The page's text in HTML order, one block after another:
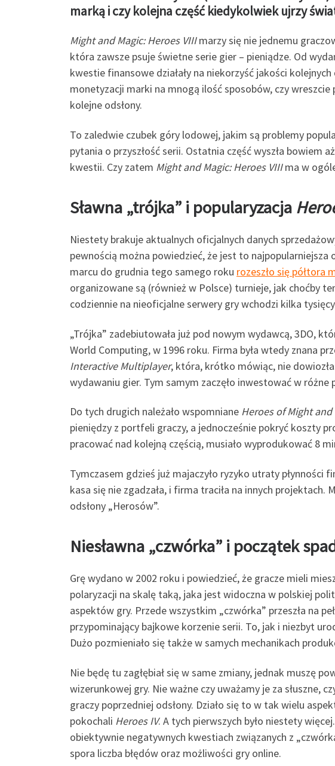
marką i czy kolejna część kiedykolwiek ujrzy
Might and Magic: Heroes VIIImarzy się nie jednemu
która zawsze psuje świetne serie gier – pieniądze. Od
kwestie finansowe działały na niekorzyść jakości
monetyzacji marki na mnogą ilość sposobów, czy
kolejne odsłony.
To zaledwie czubek góry lodowej, jakim są problemy
pytania o przyszłość serii. Ostatnia część wyszła bowiem
kwestii. Czy zatem Might and Magic: Heroes VIIIma w
Sławna „trójka” i popularyzacja
Niestety brakuje aktualnych oficjalnych danych
pewnością można powiedzieć, że jest to najpopularniejsza
marcu do grudnia tego samego roku rozeszło się półtora
organizowane są (również w Polsce) turnieje, jak choćby
codziennie na nieoficjalne serwery gry wchodzi kilka
„Trójka” zadebiutowała już pod nowym wydawcą, 3DO,
World Computing, w 1996 roku. Firma była wtedy znana
Interactive Multiplayer, która, krótko mówiąc, nie
wydawaniu gier. Tym samym zaczęło inwestować w różne
Do tych drugich należało wspomniane Heroes of Might and
pieniędzy z portfeli graczy, a jednocześnie pokryć koszty
pracować nad kolejną częścią, musiało wyprodukować 8
Tymczasem gdzieś już majaczyło ryzyko utraty płynności
kasa się nie zgadzała, i firma traciła na innych projektach.
odsłony „Herosów”.
Niesławna „czwórka” i początek
Grę wydano w 2002 roku i powiedzieć, że gracze mieli
polaryzacji na skalę taką, jaka jest widoczna w polskiej
aspektów gry. Przede wszystkim „czwórka” przeszła na
przypominający bajkowe korzenie serii. To, jak i niezbyt
Dużo pozmieniało się także w samych mechanikach
Nie będę tu zagłębiał się w same zmiany, jednak muszę
wizerunkowej gry. Nie ważne czy uważamy je za słuszne,
graczy poprzedniej odsłony. Działo się to w tak wielu
pokochali Heroes IV. A tych pierwszych było niestety
obiektywnie negatywnych kwestiach związanych z
spora liczba błędów oraz możliwości gry online.